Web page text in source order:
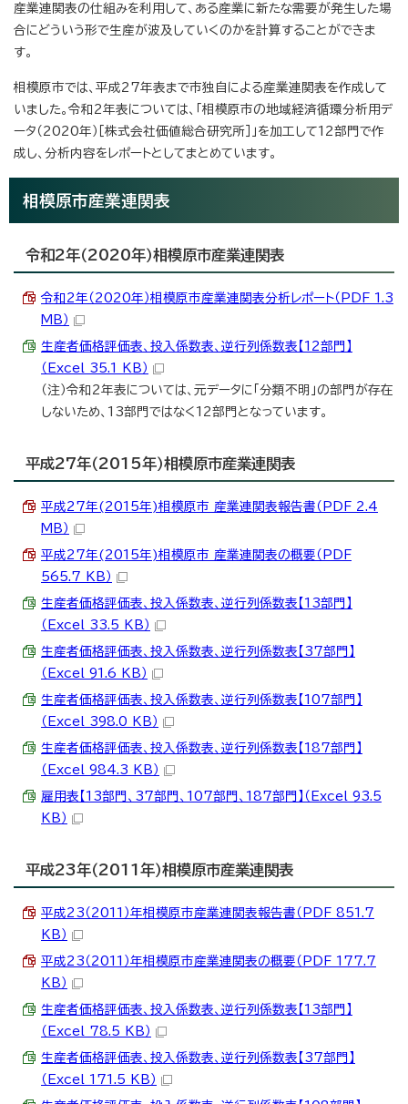
産業連関表の仕組みを利用して、ある産業に新たな需要が発生した場
合にどういう形で生産が波及していくのかを計算することができま
す。
相模原市では、平成27年表まで市独自による産業連関表を作成して
いました。令和2年表については、「相模原市の地域経済循環分析用デ
ータ（2020年）［株式会社価値総合研究所］」を加工して12部門で作
成し、分析内容をレポートとしてまとめています。
相模原市産業連関表
令和2年（2020年）相模原市産業連関表
令和2年（2020年）相模原市産業連関表分析レポート（PDF 1.3
MB）
生産者価格評価表、投入係数表、逆行列係数表【12部門】
（Excel 35.1 KB）
（注）令和2年表については、元データに「分類不明」の部門が存在
しないため、13部門ではなく12部門となっています。
平成27年（2015年）相模原市産業連関表
平成27年(2015年)相模原市 産業連関表報告書（PDF 2.4
MB）
平成27年(2015年)相模原市 産業連関表の概要（PDF
565.7 KB）
生産者価格評価表、投入係数表、逆行列係数表【13部門】
（Excel 33.5 KB）
生産者価格評価表、投入係数表、逆行列係数表【37部門】
（Excel 91.6 KB）
生産者価格評価表、投入係数表、逆行列係数表【107部門】
（Excel 398.0 KB）
生産者価格評価表、投入係数表、逆行列係数表【187部門】
（Excel 984.3 KB）
雇用表【13部門、37部門、107部門、187部門】（Excel 93.5
KB）
平成23年（2011年）相模原市産業連関表
平成23（2011）年相模原市産業連関表報告書（PDF 851.7
KB）
平成23（2011）年相模原市産業連関表の概要（PDF 177.7
KB）
生産者価格評価表、投入係数表、逆行列係数表【13部門】
（Excel 78.5 KB）
生産者価格評価表、投入係数表、逆行列係数表【37部門】
（Excel 171.5 KB）